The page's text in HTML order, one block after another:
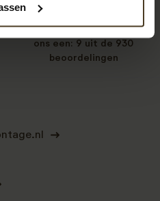
Klanten beoordelen
ons een: 9 uit de 930
beoordelingen